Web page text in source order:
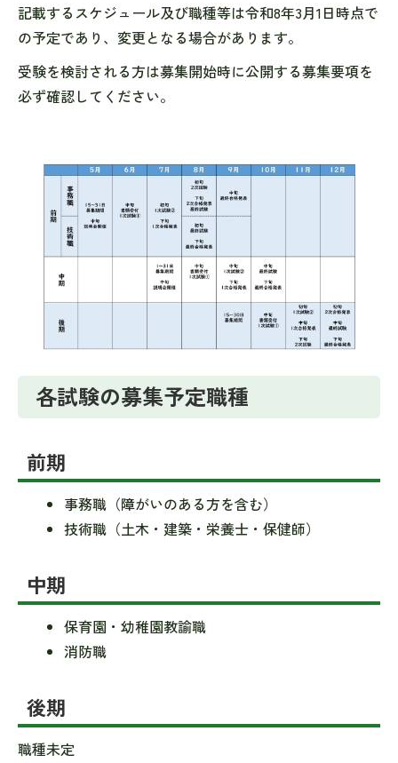
記載するスケジュール及び職種等は令和8年3月1日時点で
の予定であり、変更となる場合があります。
受験を検討される方は募集開始時に公開する募集要項を
必ず確認してください。
各試験の募集予定職種
前期
事務職（障がいのある方を含む）
技術職（土木・建築・栄養士・保健師）
中期
保育園・幼稚園教諭職
消防職
後期
職種未定